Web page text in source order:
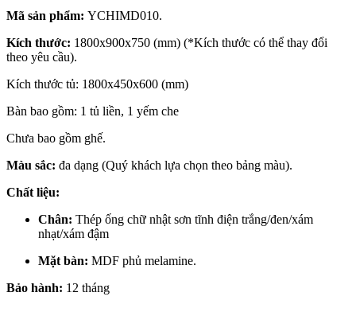
Mã sản phẩm: YCHIMD010.
Kích thước: 1800x900x750 (mm) (*Kích thước có thể thay đổi
theo yêu cầu).
Kích thước tủ: 1800x450x600 (mm)
Bàn bao gồm: 1 tủ liền, 1 yếm che
Chưa bao gồm ghế.
Màu sắc: đa dạng (Quý khách lựa chọn theo bảng màu).
Chất liệu:
Chân: Thép ống chữ nhật sơn tĩnh điện trắng/đen/xám
nhạt/xám đậm
Mặt bàn: MDF phủ melamine.
Bảo hành: 12 tháng